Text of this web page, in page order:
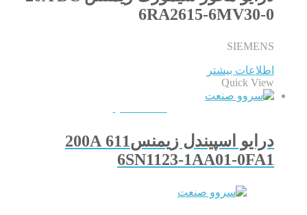
6RA2615-6MV30-0
SIEMENS
اطلاعات بیشتر
Quick View
درایو اسپیندل زیمنس611 200A
6SN1123-1AA01-0FA1